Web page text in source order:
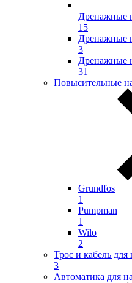
15
Дренажные
3
Дренажные
31
Повысительные
Grundfos
1
Pumpman
1
Wilo
2
Трос и кабель для
3
Автоматика для